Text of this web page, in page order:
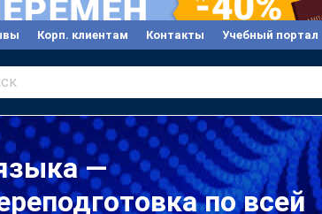
Корп. клиентам Контакты Учебный портал
—
по всей